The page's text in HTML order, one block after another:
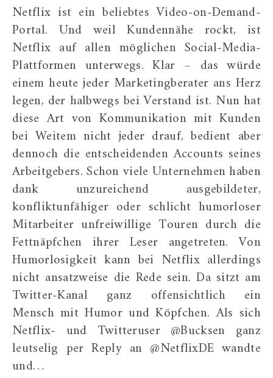
Netflix ist ein beliebtes Video-on-Demand-
Portal. Und weil Kundennähe rockt, ist
Netflix auf allen möglichen Social-Media-
Plattformen unterwegs. Klar – das würde
einem heute jeder Marketingberater ans Herz
legen, der halbwegs bei Verstand ist. Nun hat
diese Art von Kommunikation mit Kunden
bei Weitem nicht jeder drauf, bedient aber
dennoch die entscheidenden Accounts seines
Arbeitgebers. Schon viele Unternehmen haben
dank unzureichend ausgebildeter,
konfliktunfähiger oder schlicht humorloser
Mitarbeiter unfreiwillige Touren durch die
Fettnäpfchen ihrer Leser angetreten. Von
Humorlosigkeit kann bei Netflix allerdings
nicht ansatzweise die Rede sein. Da sitzt am
Twitter-Kanal ganz offensichtlich ein
Mensch mit Humor und Köpfchen. Als sich
Netflix- und Twitteruser @Bucksen ganz
leutselig per Reply an @NetflixDE wandte
und…